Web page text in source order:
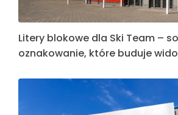
Litery blokowe dla Ski Team –
oznakowanie, które buduje